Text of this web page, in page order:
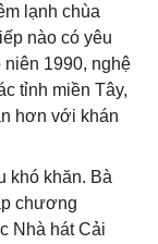
lạnh chùa
nào có yêu
1990, nghệ
tỉnh miền Tây,
hơn với khán
khó khăn. Bà
chương
Nhà hát Cải